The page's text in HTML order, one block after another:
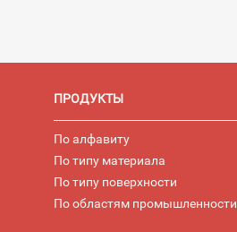
ПРОДУКТЫ
По алфавиту
По типу материала
По типу поверхности
По областям промышленности